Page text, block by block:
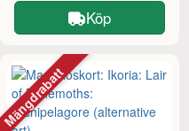
Köp
Mängdrabatt